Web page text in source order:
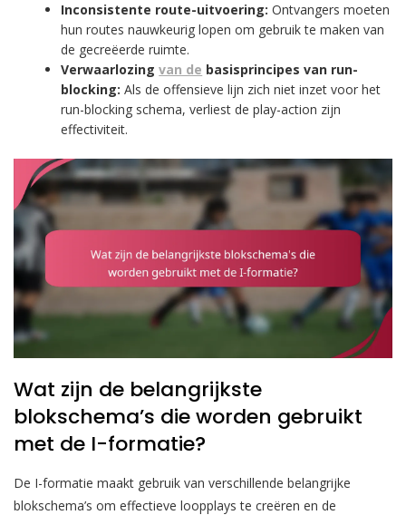
Inconsistente route-uitvoering: Ontvangers moeten
hun routes nauwkeurig lopen om gebruik te maken van
de gecreëerde ruimte.
Verwaarlozingvan de basisprincipes van run-
blocking: Als de offensieve lijn zich niet inzet voor het
run-blocking schema, verliest de play-action zijn
effectiviteit.
Wat zijn de belangrijkste
blokschema’s die worden gebruikt
met de I-formatie?
De I-formatie maakt gebruik van verschillende belangrijke
blokschema’s om effectieve loopplays te creëren en de